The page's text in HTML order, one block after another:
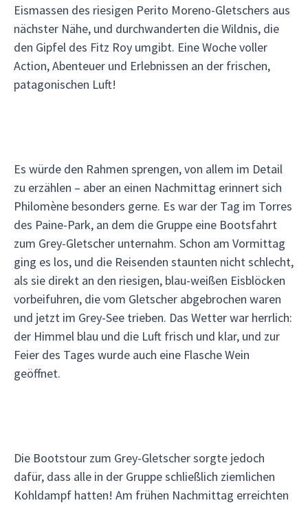
Eismassen des riesigen Perito Moreno-Gletschers aus
nächster Nähe, und durchwanderten die Wildnis, die
den Gipfel des Fitz Roy umgibt. Eine Woche voller
Action, Abenteuer und Erlebnissen an der frischen,
patagonischen Luft!
Es würde den Rahmen sprengen, von allem im Detail
zu erzählen – aber an einen Nachmittag erinnert sich
Philomène besonders gerne. Es war der Tag im Torres
des Paine-Park, an dem die Gruppe eine Bootsfahrt
zum Grey-Gletscher unternahm. Schon am Vormittag
ging es los, und die Reisenden staunten nicht schlecht,
als sie direkt an den riesigen, blau-weißen Eisblöcken
vorbeifuhren, die vom Gletscher abgebrochen waren
und jetzt im Grey-See trieben. Das Wetter war herrlich:
der Himmel blau und die Luft frisch und klar, und zur
Feier des Tages wurde auch eine Flasche Wein
geöffnet.
Die Bootstour zum Grey-Gletscher sorgte jedoch
dafür, dass alle in der Gruppe schließlich ziemlichen
Kohldampf hatten! Am frühen Nachmittag erreichten